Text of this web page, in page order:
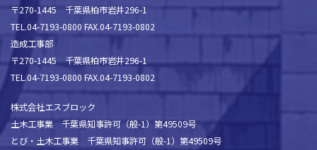
〒270-1445 千葉県柏市岩井296-1
TEL.04-7193-0800 FAX.04-7193-0802
造成工事部
〒270-1445 千葉県柏市岩井296-1
TEL.04-7193-0800 FAX.04-7193-0802
株式会社エスブロック
土木工事業 千葉県知事許可（般-1）第49509号
とび・土木工事業 千葉県知事許可（般-1）第49509号